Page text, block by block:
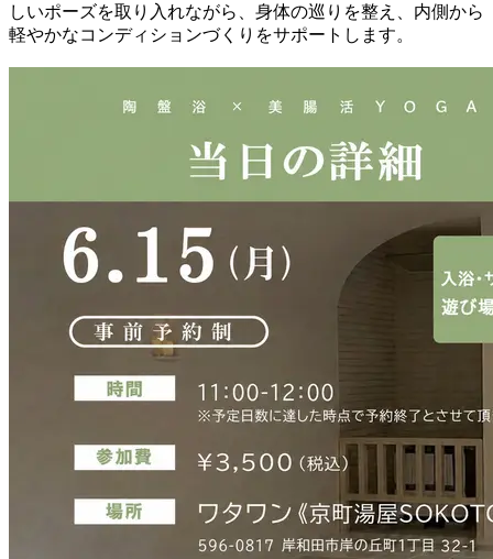
しいポーズを取り入れながら、身体の巡りを整え、内側から
軽やかなコンディションづくりをサポートします。